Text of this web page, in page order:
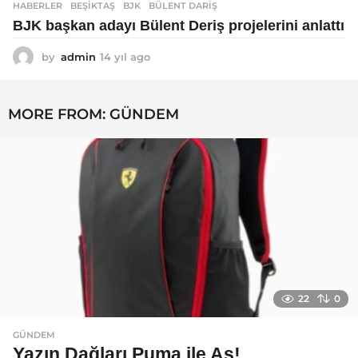
HABERLER BEŞIKTAŞ ,BJK ,BÜLENT DARIŞ
BJK başkan adayı Bülent Deriş projelerini anlattı
by admin 14 yıl ago
l
MORE FROM: GÜNDEM
22 0
GÜNDEM